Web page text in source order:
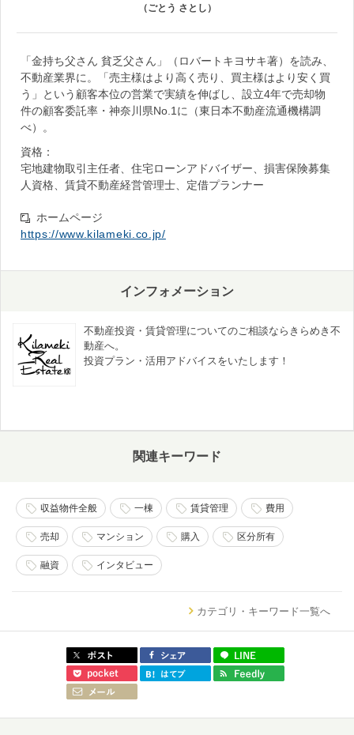
（ごとう さとし）
「金持ち父さん 貧乏父さん」（ロバートキヨサキ著）を読み、
不動産業界に。「売主様はより高く売り、買主様はより安く買
う」という顧客本位の営業で実績を伸ばし、設立4年で売却物
件の顧客委託率・神奈川県No.1に（東日本不動産流通機構調
べ）。
資格：
宅地建物取引主任者、住宅ローンアドバイザー、損害保険募集
人資格、賃貸不動産経営管理士、定借プランナー
ホームページ
https://www.kilameki.co.jp/
インフォメーション
不動産投資・賃貸管理についてのご相談ならきらめき不
動産へ。
投資プラン・活用アドバイスをいたします！
関連キーワード
収益物件全般 一棟 賃貸管理 費用
売却 マンション 購入 区分所有
融資 インタビュー
カテゴリ・キーワード一覧へ